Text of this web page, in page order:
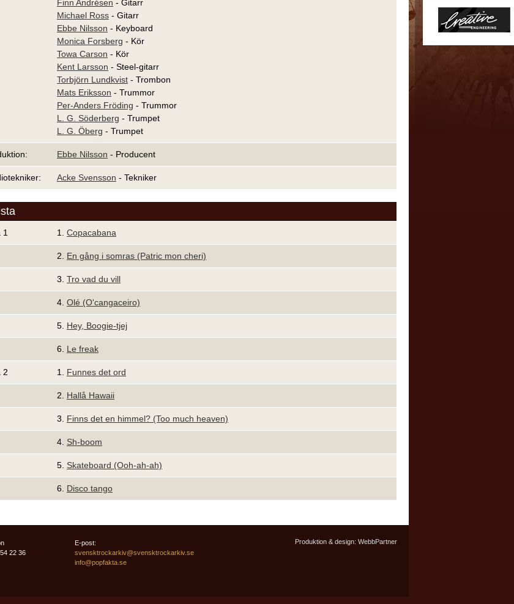
Finn Andrésen - Gitarr
Michael Ross - Gitarr
Ebbe Nilsson - Keyboard
Monica Forsberg - Kör
Towa Carson - Kör
Kent Larsson - Steel-gitarr
Torbjörn Lundkvist - Trombon
Mats Eriksson - Trummor
Per-Anders Fröding - Trummor
L. G. Söderberg - Trumpet
L. G. Öberg - Trumpet
Ebbe Nilsson - Producent
Acke Svensson - Tekniker
1 1. Copacabana
2. En gång i somras (Patric mon cheri)
3. Tro vad du vill
4. Olé (O'cangaceiro)
5. Hey, Boogie-tjej
6. Le freak
2 1. Funnes det ord
2. Hallå Hawaii
3. Finns det en himmel? (Too much heaven)
4. Sh-boom
5. Skateboard (Ooh-ah-ah)
6. Disco tango
22 36
E-post:
svensktrockarkiv@svensktrockarkiv.se
info@popfakta.se
Produktion & design: WebbPartner